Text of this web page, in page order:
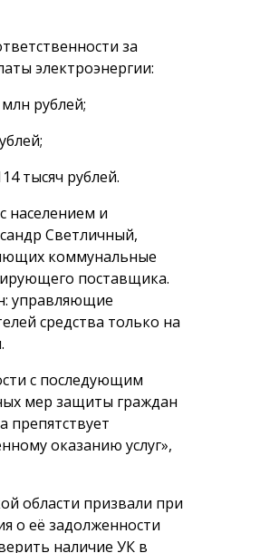
за
электроэнергии:
рублей;
тысяч рублей.
населением и
Светличный,
коммунальные
поставщика.
управляющие
средства только на
с последующим
мер защиты граждан
препятствует
оказанию услуг»,
области призвали при
о её задолженности
наличие УК в